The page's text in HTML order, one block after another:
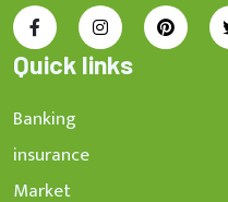
Quick links
Banking
insurance
Market